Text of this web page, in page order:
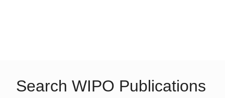
Search WIPO Publications